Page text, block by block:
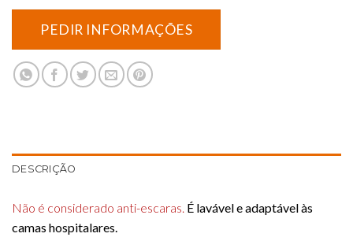
DESCRIÇÃO
Não é considerado anti-escaras. É lavável e adaptável às
camas hospitalares.